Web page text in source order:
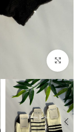
بزرگنمایی تصویر